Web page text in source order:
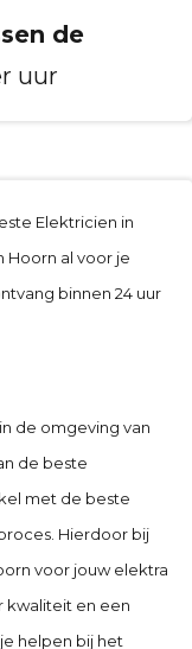
de
uur
Elektricien in
Hoorn al voor je
binnen 24 uur
de omgeving van
de beste
met de beste
Hierdoor bij
voor jouw elektra
kwaliteit en een
helpen bij het